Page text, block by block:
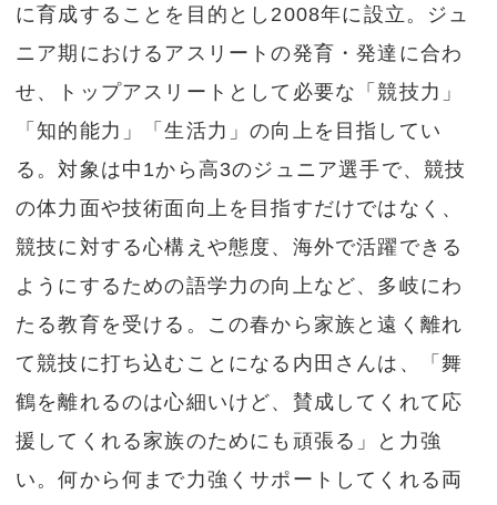
に育成することを目的とし2008年に設立。ジュ
ニア期におけるアスリートの発育・発達に合わ
せ、トップアスリートとして必要な「競技力」
「知的能力」「生活力」の向上を目指してい
る。対象は中1から高3のジュニア選手で、競技
の体力面や技術面向上を目指すだけではなく、
競技に対する心構えや態度、海外で活躍できる
ようにするための語学力の向上など、多岐にわ
たる教育を受ける。この春から家族と遠く離れ
て競技に打ち込むことになる内田さんは、「舞
鶴を離れるのは心細いけど、賛成してくれて応
援してくれる家族のためにも頑張る」と力強
い。何から何まで力強くサポートしてくれる両